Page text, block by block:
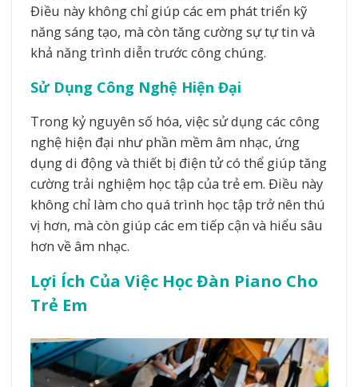
Điều này không chỉ giúp các em phát triển kỹ
năng sáng tạo, mà còn tăng cường sự tự tin và
khả năng trình diễn trước công chúng.
Sử Dụng Công Nghệ Hiện Đại
Trong kỷ nguyên số hóa, việc sử dụng các công
nghệ hiện đại như phần mềm âm nhạc, ứng
dụng di động và thiết bị điện tử có thể giúp tăng
cường trải nghiệm học tập của trẻ em. Điều này
không chỉ làm cho quá trình học tập trở nên thú
vị hơn, mà còn giúp các em tiếp cận và hiểu sâu
hơn về âm nhạc.
Lợi Ích Của Việc Học Đàn Piano Cho
Trẻ Em